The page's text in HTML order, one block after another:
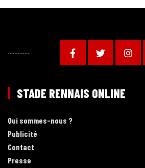
STADE RENNAIS ONLINE
Qui sommes-nous ?
Publicité
Contact
Presse